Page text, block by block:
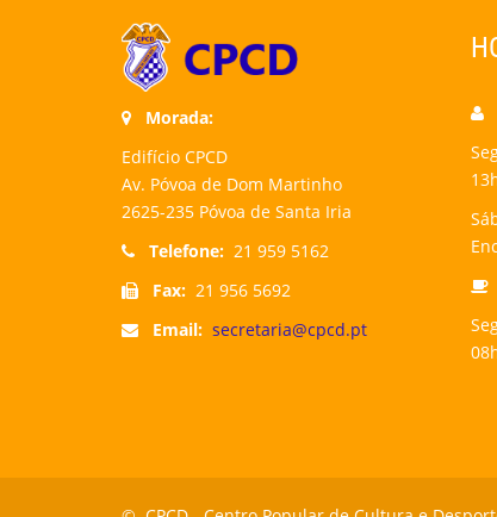
Morada:
Edifício CPCD
Av. Póvoa de Dom Martinho
2625-235 Póvoa de Santa Iria
Telefone: 21 959 5162
Fax: 21 956 5692
Email: secretaria@cpcd.pt